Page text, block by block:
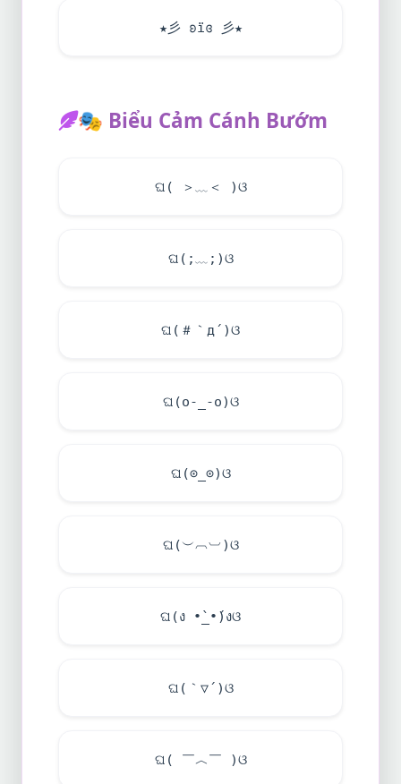
★彡 ʚïɞ 彡★
🎭 Biểu Cảm Cánh Bướm
ଘ( ＞﹏＜ )ଓ
ଘ(;﹏;)ଓ
ଘ(＃｀д´)ଓ
ଘ(o-_-o)ଓ
ଘ(⊙_⊙)ଓ
ଘ(︶︹︺)ଓ
ଘ(ง •̀_•́)งଓ
ଘ(｀▽´)ଓ
ଘ( ￣︿￣ )ଓ